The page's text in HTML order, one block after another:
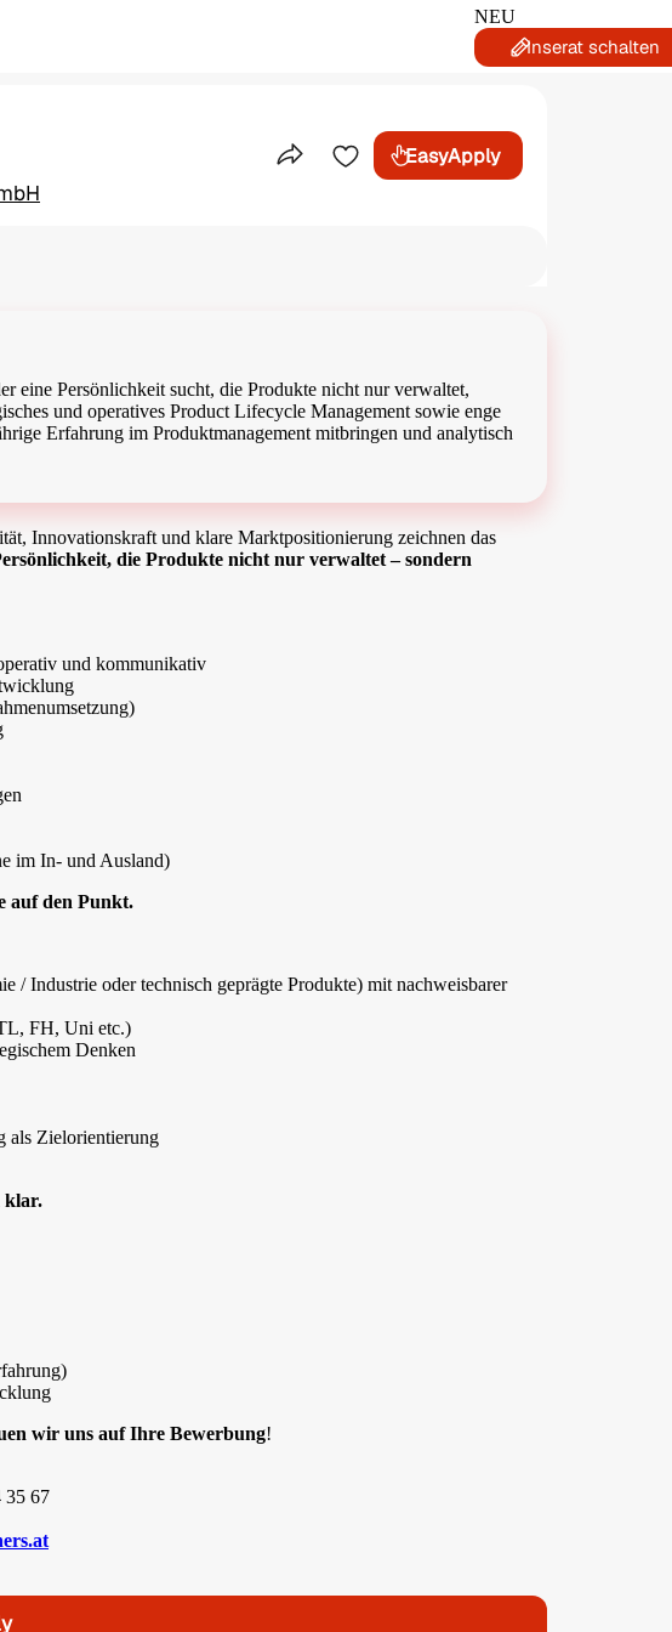
NEU
Inserat schalten
Teile dieses Inserat
EasyApply
eine Persönlichkeit sucht, die Produkte nicht nur verwaltet,
und operatives Product Lifecycle Management sowie enge
Erfahrung im Produktmanagement mitbringen und analytisch
Innovationskraft und klare Marktpositionierung zeichnen das
die Produkte nicht nur verwaltet – sondern
und kommunikativ
im In- und Ausland)
auf den Punkt.
/ Industrie oder technisch geprägte Produkte) mit nachweisbarer
FH, Uni etc.)
Denken
als Zielorientierung
klar.
wir uns auf Ihre Bewerbung!
35 67